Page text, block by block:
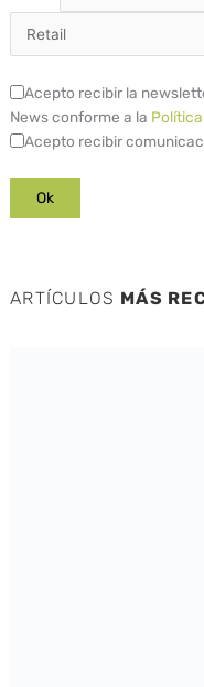
Acepto recibir la
News conforme a la
Acepto recibir
ARTÍCULOS MÁS